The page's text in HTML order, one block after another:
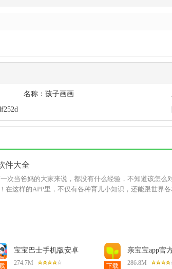
名称： 孩子画画
件大全
次当爸妈的大家来说，都没有什么经验，不知道该怎
在这样的APP里，不仅有各种育儿小知识，还能跟世界
宝宝巴士手机版安卓
8.9.64最新版
274.7M 下载
亲宝宝app官
11.14.4安卓版
286.8M